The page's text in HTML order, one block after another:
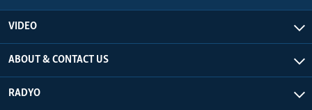
VIDEO
ABOUT & CONTACT US
RADYO